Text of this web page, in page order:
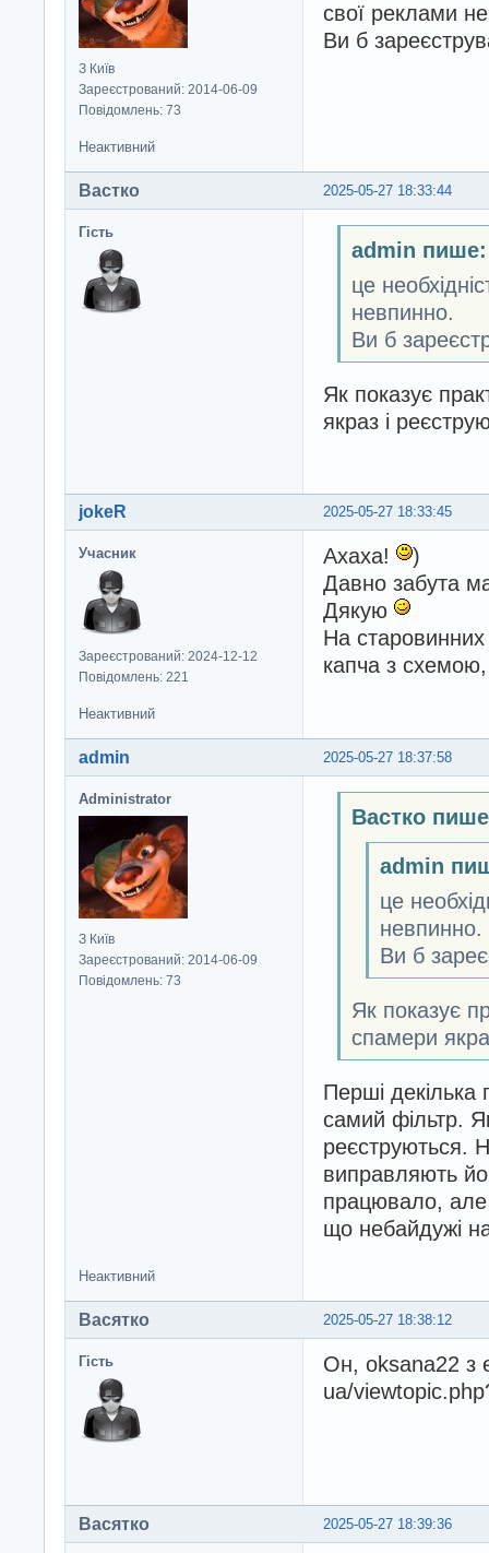
З Київ
Зареєстрований: 2014-06-09
Повідомлень: 73
свої реклами
Ви б
Неактивний
2025-05-27 18:33:44
Вастко
Гість
admin пише:
це
невпинно.
Ви б
Як показує
якраз і
2025-05-27 18:33:45
jokeR
Учасник
Зареєстрований: 2024-12-12
Повідомлень: 221
Ахаха!
)
Давно забута
Дякую
На
капча з
Неактивний
2025-05-27 18:37:58
admin
Administrator
З Київ
Зареєстрований: 2014-06-09
Повідомлень: 73
Вастко
admin
це
невпинно.
Ви б
Як показує
спамери
Перші декілька
самий фільтр.
реєструються.
виправляють
працювало, але
що небайдужі
Неактивний
2025-05-27 18:38:12
Васятко
Гість
Он, oksana22 з
ua/
2025-05-27 18:39:36
Васятко